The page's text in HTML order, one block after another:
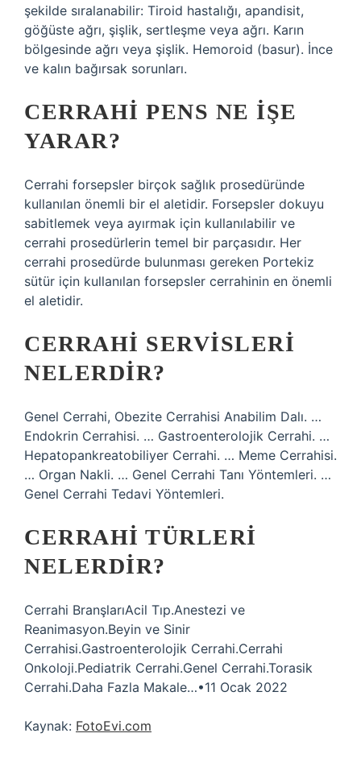
şekilde sıralanabilir: Tiroid hastalığı, apandisit,
göğüste ağrı, şişlik, sertleşme veya ağrı. Karın
bölgesinde ağrı veya şişlik. Hemoroid (basur). İnce
ve kalın bağırsak sorunları.
CERRAHI PENS NE IŞE
YARAR?
Cerrahi forsepsler birçok sağlık prosedüründe
kullanılan önemli bir el aletidir. Forsepsler dokuyu
sabitlemek veya ayırmak için kullanılabilir ve
cerrahi prosedürlerin temel bir parçasıdır. Her
cerrahi prosedürde bulunması gereken Portekiz
sütür için kullanılan forsepsler cerrahinin en önemli
el aletidir.
CERRAHI SERVISLERI
NELERDIR?
Genel Cerrahi, Obezite Cerrahisi Anabilim Dalı. …
Endokrin Cerrahisi. … Gastroenterolojik Cerrahi. …
Hepatopankreatobiliyer Cerrahi. … Meme Cerrahisi.
… Organ Nakli. … Genel Cerrahi Tanı Yöntemleri. …
Genel Cerrahi Tedavi Yöntemleri.
CERRAHI TÜRLERI
NELERDIR?
Cerrahi BranşlarıAcil Tıp.Anestezi ve
Reanimasyon.Beyin ve Sinir
Cerrahisi.Gastroenterolojik Cerrahi.Cerrahi
Onkoloji.Pediatrik Cerrahi.Genel Cerrahi.Torasik
Cerrahi.Daha Fazla Makale…•11 Ocak 2022
Kaynak: FotoEvi.com